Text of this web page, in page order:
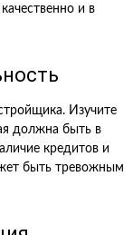
и в
Изучите
должна быть в
кредитов и
быть тревожным